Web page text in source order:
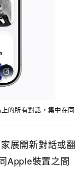
的所有對話，集中在同
展開新對話或翻
Apple裝置之間